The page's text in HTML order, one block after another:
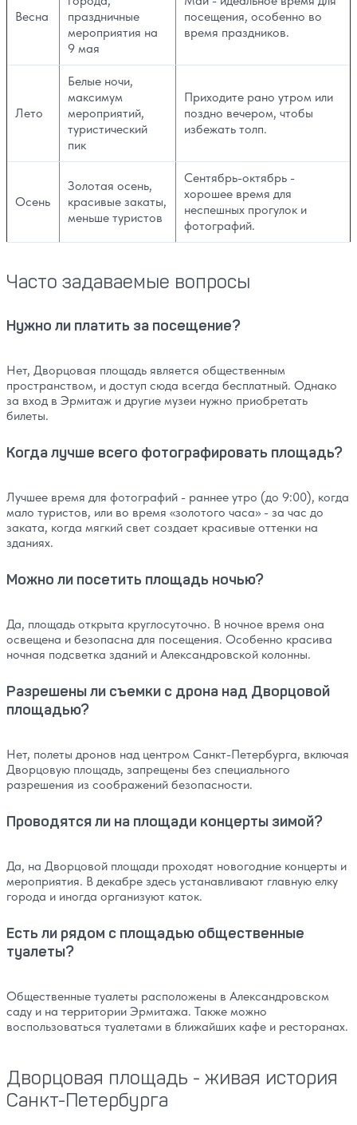
Весна
праздничные
мероприятия на
9 мая
посещения, особенно во
время праздников.
Лето
Белые ночи,
максимум
мероприятий,
туристический
пик
Приходите рано утром или
поздно вечером, чтобы
избежать толп.
Осень
Золотая осень,
красивые закаты,
меньше туристов
Сентябрь-октябрь -
хорошее время для
неспешных прогулок и
фотографий.
Часто задаваемые вопросы
Нужно ли платить за посещение?
Нет, Дворцовая площадь является общественным
пространством, и доступ сюда всегда бесплатный. Однако
за вход в Эрмитаж и другие музеи нужно приобретать
билеты.
Когда лучше всего фотографировать площадь?
Лучшее время для фотографий - раннее утро (до 9:00), когда
мало туристов, или во время «золотого часа» - за час до
заката, когда мягкий свет создает красивые оттенки на
зданиях.
Можно ли посетить площадь ночью?
Да, площадь открыта круглосуточно. В ночное время она
освещена и безопасна для посещения. Особенно красива
ночная подсветка зданий и Александровской колонны.
Разрешены ли съемки с дрона над Дворцовой
площадью?
Нет, полеты дронов над центром Санкт-Петербурга, включая
Дворцовую площадь, запрещены без специального
разрешения из соображений безопасности.
Проводятся ли на площади концерты зимой?
Да, на Дворцовой площади проходят новогодние концерты и
мероприятия. В декабре здесь устанавливают главную елку
города и иногда организуют каток.
Есть ли рядом с площадью общественные
туалеты?
Общественные туалеты расположены в Александровском
саду и на территории Эрмитажа. Также можно
воспользоваться туалетами в ближайших кафе и ресторанах.
Дворцовая площадь - живая история
Санкт-Петербурга